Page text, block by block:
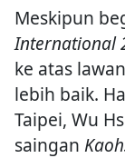
Meskipun
International
ke atas
lebih baik.
Taipei, Wu
saingan